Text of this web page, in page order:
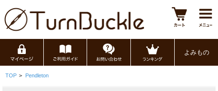
よみもの
TOP > Pendleton